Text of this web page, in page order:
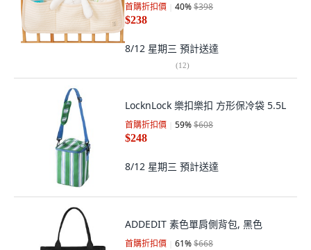
首購折扣價 40%$398
$238
8/12 星期三 預計送達
(12)
LocknLock 樂扣樂扣 方形保冷袋 5.5L
首購折扣價 59%$608
$248
8/12 星期三 預計送達
ADDEDIT 素色單肩側背包, 黑色
首購折扣價 61%$668